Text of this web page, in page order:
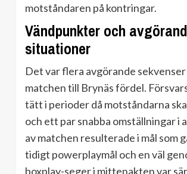
motståndaren på kontringar.
Vändpunkter och
situationer
Det var flera avgörande sekvenser
matchen till Brynäs fördel.
tätt i perioder då motståndarna
och ett par snabba omställningar i
av matchen resulterade i mål som
tidigt powerplaymål och en väl
boxplay-seger i mittenakten var